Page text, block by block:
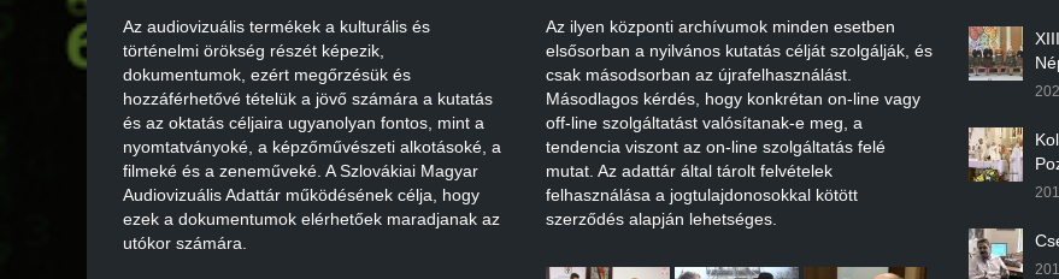
Az audiovizuális termékek a kulturális és
történelmi örökség részét képezik,
dokumentumok, ezért megőrzésük és
hozzáférhetővé tételük a jövő számára a kutatás
és az oktatás céljaira ugyanolyan fontos, mint a
nyomtatványoké, a képzőművészeti alkotásoké, a
filmeké és a zeneműveké. A Szlovákiai Magyar
Audiovizuális Adattár működésének célja, hogy
ezek a dokumentumok elérhetőek maradjanak az
utókor számára.
Az ilyen központi archívumok minden esetben
elsősorban a nyilvános kutatás célját szolgálják, és
csak másodsorban az újrafelhasználást.
Másodlagos kérdés, hogy konkrétan on-line vagy
off-line szolgáltatást valósítanak-e meg, a
tendencia viszont az on-line szolgáltatás felé
mutat. Az adattár által tárolt felvételek
felhasználása a jogtulajdonosokkal kötött
szerződés alapján lehetséges.